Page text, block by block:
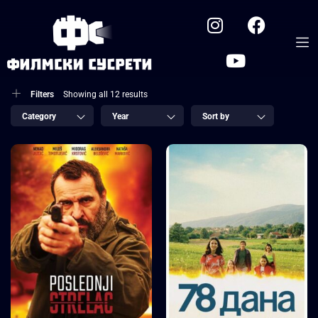
Filters Showing all 12 results
Category Year Sort by
6.1
Последњи
Стрелац
2024 1 сат 30 минута
1 сат и 22 минута